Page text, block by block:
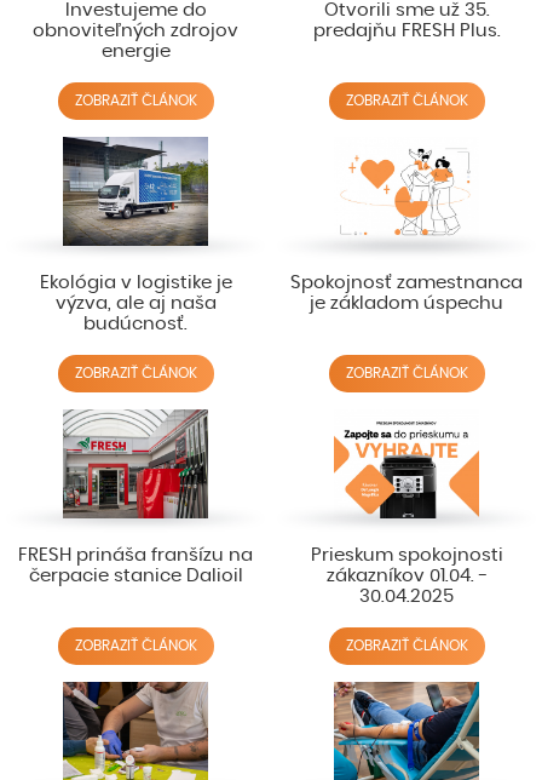
Investujeme do
obnoviteľných zdrojov
energie
ZOBRAZIŤ ČLÁNOK
Otvorili sme už 35.
predajňu FRESH Plus.
ZOBRAZIŤ ČLÁNOK
Ekológia v logistike je
výzva, ale aj naša
budúcnosť.
ZOBRAZIŤ ČLÁNOK
Spokojnosť zamestnanca
je základom úspechu
ZOBRAZIŤ ČLÁNOK
FRESH prináša franšízu na
čerpacie stanice Dalioil
ZOBRAZIŤ ČLÁNOK
Prieskum spokojnosti
zákazníkov 01.04. -
30.04.2025
ZOBRAZIŤ ČLÁNOK